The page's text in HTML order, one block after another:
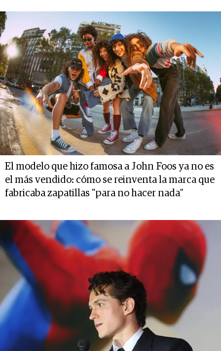
El modelo que hizo famosa a John Foos ya no es
el más vendido: cómo se reinventa la marca que
fabricaba zapatillas "para no hacer nada”